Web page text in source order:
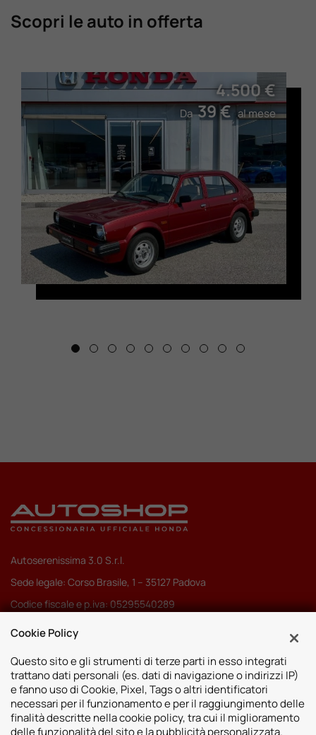
Scopri le auto in offerta
4.500 €
Da39 €al mese
Autoserenissima 3.0 S.r.l.
Sede legale: Corso Brasile, 1 – 35127 Padova
Codice fiscale e p.iva: 05295540289
Pec:autoserenissima3.0srl@legalmail.it
Sedi
Cookie Policy
Questo sito e gli strumenti di terze parti in esso integrati
trattano dati personali (es. dati di navigazione o indirizzi IP)
e fanno uso di Cookie, Pixel, Tags o altri identificatori
necessari per il funzionamento e per il raggiungimento delle
finalità descritte nella cookie policy, tra cui il miglioramento
delle funzionalità del sito e la pubblicità personalizzata.